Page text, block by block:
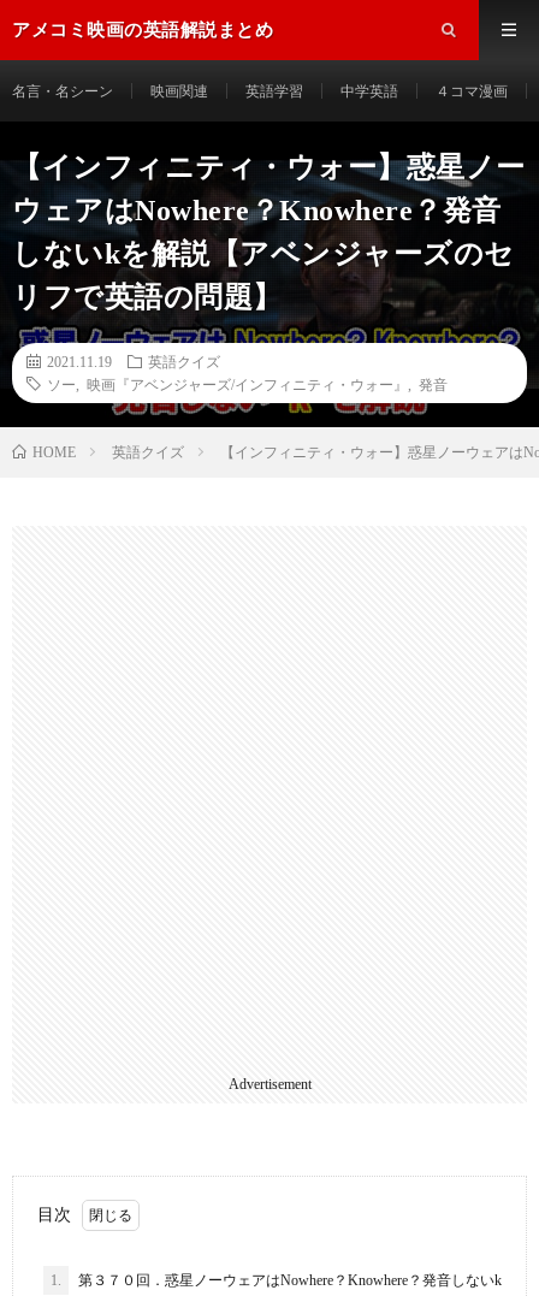
アメコミ映画の英語解説まとめ
名言・名シーン 映画関連 英語学習 中学英語 ４コマ漫画
【インフィニティ・ウォー】惑星ノー
ウェアはNowhere？Knowhere？発音
しないkを解説【アベンジャーズのセ
リフで英語の問題】
2021.11.19
英語クイズ
ソー
映画『アベンジャーズ/インフィニティ・ウォー』 発音
HOME 英語クイズ 【インフィニティ・ウォー】惑星ノーウェアは
Advertisement
目次
1.
第３７０回．惑星ノーウェアはNowhere？Knowhere？発音しないk